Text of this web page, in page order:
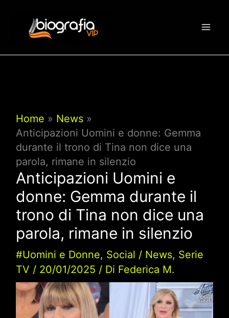
contenuto
Home
News
Anticipazioni Uomini e donne: Gemma
durante il trono di Tina non dice una
parola, rimane in silenzio
Anticipazioni Uomini e
donne: Gemma durante il
trono di Tina non dice una
parola, rimane in silenzio
#Uomini e Donne, Social / News, Serie
TV / 20/01/2025 / Di Federica M.